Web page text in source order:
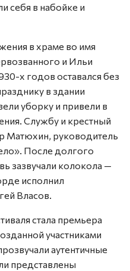
себя в набойке и
в храме во имя
и Ильи
х годов оставался без
в здании
уборку и привели в
Службу и крестный
Матюхин, руководитель
После долгого
зазвучали колокола —
исполнил
Власов.
стала премьера
участниками
аутентичные
представлены